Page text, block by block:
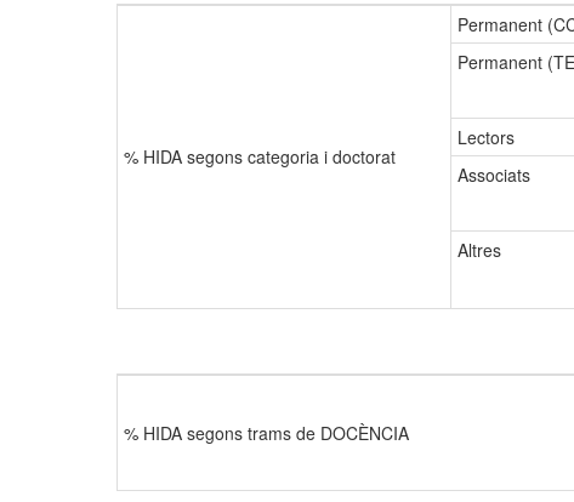
% HIDA segons categoria i doctorat
Permanent
Permanent
Lectors
Associats
Altres
% HIDA segons trams de DOCÈNCIA